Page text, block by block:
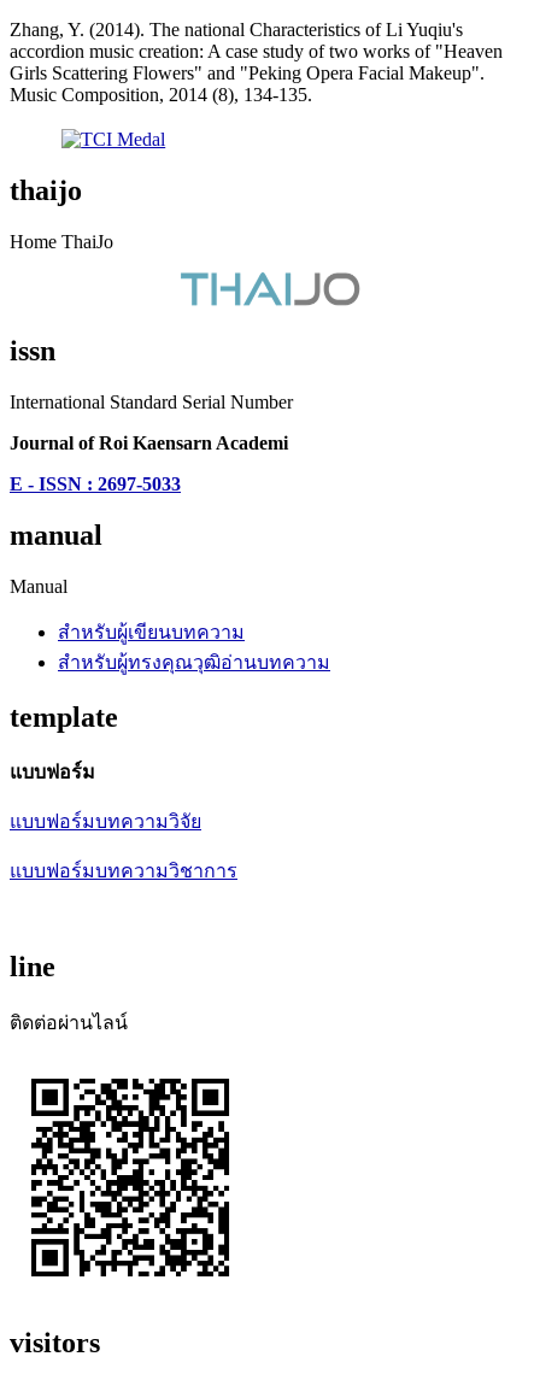
Zhang, Y. (2014). The national Characteristics of Li Yuqiu's
accordion music creation: A case study of two works of "Heaven
Girls Scattering Flowers" and "Peking Opera Facial Makeup".
Music Composition, 2014 (8), 134-135.
thaijo
Home ThaiJo
issn
International Standard Serial Number
Journal of Roi Kaensarn Academi
E - ISSN : 2697-5033
manual
Manual
สำหรับผู้เขียนบทความ
สำหรับผู้ทรงคุณวุฒิอ่านบทความ
template
แบบฟอร์ม
แบบฟอร์มบทความวิจัย
แบบฟอร์มบทความวิชาการ
line
ติดต่อผ่านไลน์
visitors